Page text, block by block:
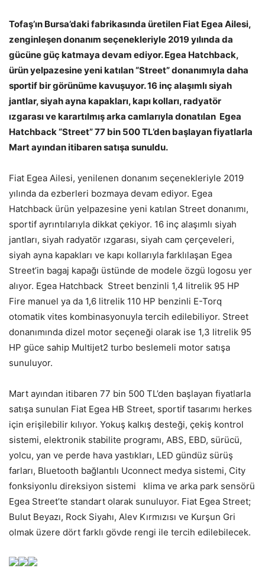
Tofaş’ın Bursa’daki fabrikasında üretilen Fiat Egea Ailesi,
zenginleşen donanım seçenekleriyle 2019 yılında da
gücüne güç katmaya devam ediyor. Egea Hatchback,
ürün yelpazesine yeni katılan “Street” donanımıyla daha
sportif bir görünüme kavuşuyor. 16 inç alaşımlı siyah
jantlar, siyah ayna kapakları, kapı kolları, radyatör
ızgarası ve karartılmış arka camlarıyla donatılan Egea
Hatchback “Street” 77 bin 500 TL’den başlayan fiyatlarla
Mart ayından itibaren satışa sunuldu.
Fiat Egea Ailesi, yenilenen donanım seçenekleriyle 2019
yılında da ezberleri bozmaya devam ediyor. Egea
Hatchback ürün yelpazesine yeni katılan Street donanımı,
sportif ayrıntılarıyla dikkat çekiyor. 16 inç alaşımlı siyah
jantları, siyah radyatör ızgarası, siyah cam çerçeveleri,
siyah ayna kapakları ve kapı kollarıyla farklılaşan Egea
Street’in bagaj kapağı üstünde de modele özgü logosu yer
alıyor. Egea Hatchback Street benzinli 1,4 litrelik 95 HP
Fire manuel ya da 1,6 litrelik 110 HP benzinli E-Torq
otomatik vites kombinasyonuyla tercih edilebiliyor. Street
donanımında dizel motor seçeneği olarak ise 1,3 litrelik 95
HP güce sahip Multijet2 turbo beslemeli motor satışa
sunuluyor.
Mart ayından itibaren 77 bin 500 TL’den başlayan fiyatlarla
satışa sunulan Fiat Egea HB Street, sportif tasarımı herkes
için erişilebilir kılıyor. Yokuş kalkış desteği, çekiş kontrol
sistemi, elektronik stabilite programı, ABS, EBD, sürücü,
yolcu, yan ve perde hava yastıkları, LED gündüz sürüş
farları, Bluetooth bağlantılı Uconnect medya sistemi, City
fonksiyonlu direksiyon sistemi klima ve arka park sensörü
Egea Street’te standart olarak sunuluyor. Fiat Egea Street;
Bulut Beyazı, Rock Siyahı, Alev Kırmızısı ve Kurşun Gri
olmak üzere dört farklı gövde rengi ile tercih edilebilecek.